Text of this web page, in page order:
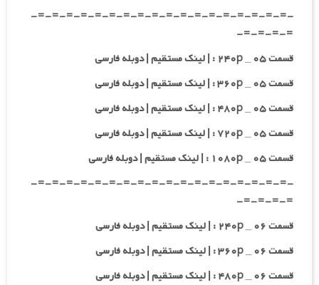
-=-=-=-=-=-=-=-=-=-=-=-=-=-=-=-=-=-=-
=-=-=-=-
قسمت ۰۵ _ ۲۴۰p : | لینک مستقیم | دوبله فارسی
قسمت ۰۵ _ ۳۶۰p : | لینک مستقیم | دوبله فارسی
قسمت ۰۵ _ ۴۸۰p : | لینک مستقیم | دوبله فارسی
قسمت ۰۵ _ ۷۲۰p : | لینک مستقیم | دوبله فارسی
قسمت ۰۵ _ ۱۰۸۰p : | لینک مستقیم | دوبله فارسی
-=-=-=-=-=-=-=-=-=-=-=-=-=-=-=-=-=-=-
=-=-=-=-
قسمت ۰۶ _ ۲۴۰p : | لینک مستقیم | دوبله فارسی
قسمت ۰۶ _ ۳۶۰p : | لینک مستقیم | دوبله فارسی
قسمت ۰۶ _ ۴۸۰p : | لینک مستقیم | دوبله فارسی